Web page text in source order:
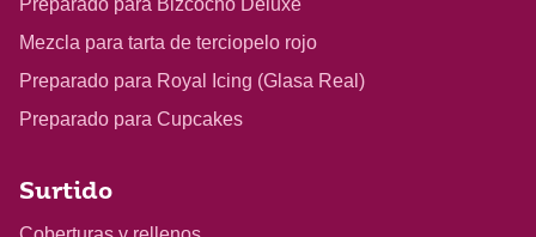
Preparado para Bizcocho Deluxe
Mezcla para tarta de terciopelo rojo
Preparado para Royal Icing (Glasa Real)
Preparado para Cupcakes
Surtido